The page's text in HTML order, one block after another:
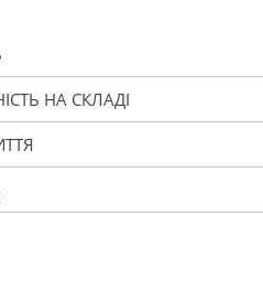
НА СКЛАДІ